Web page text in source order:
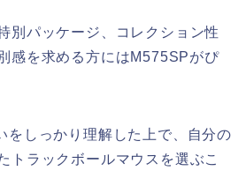
別パッケージ、コレクション性
感を求める方にはM575SPがぴ
をしっかり理解した上で、自分の
トラックボールマウスを選ぶこ